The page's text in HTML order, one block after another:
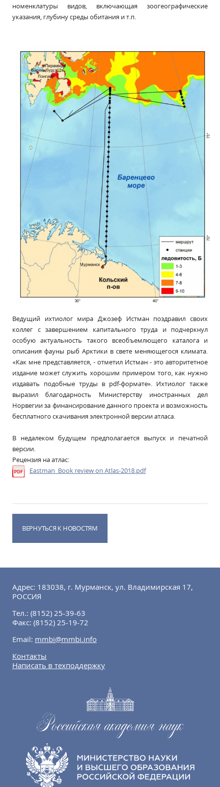
номенклатуры видов, включающая зоогеографические
указания, глубину среды обитания и т.п.
Ведущий ихтиолог мира Джозеф Истман поздравил своих
коллег с завершением капитального труда и подчеркнул
особую актуальность такого всеобъемлющего каталога и
описания фауны рыб Арктики в свете меняющегося климата.
«Как мне представляется, - отметил Истман - это авторитетное
издание может служить хорошим примером того, как нужно
издавать подобные труды в pdf-формате». Ихтиолог также
выразил благодарность Министерству иностранных дел
Норвегии за финансирование данного проекта и возможность
бесплатного скачивания электронной версии атласа.
В недалеком будущем предполагается выпуск и печатной
версии.
Рецензия на атлас:
Eastman_Book review on Atlas-2018.pdf
ВЕРНУТЬСЯ К НОВОСТЯМ
Адрес: 183038, г. Мурманск, ул. Владимирская 17,
РОССИЯ
Тел.: (8152) 25-39-63
Факс: (8152) 25-19-72
Email: mmbi@mmbi.info
Контакты
Написать в техподдержку